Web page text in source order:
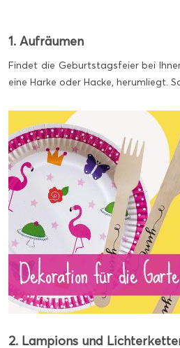
1. Aufräumen
Findet die Geburtstagsfeier bei
eine Harke oder Hacke, herumliegt.
2. Lampions und